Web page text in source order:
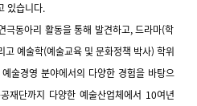
있습니다.
극동아리 활동을 통해 발견하고, 드라마(학
예술학(예술교육 및 문화정책 박사) 학위
예술경영 분야에서의 다양한 경험을 바탕으
재단까지 다양한 예술산업체에서 10여년